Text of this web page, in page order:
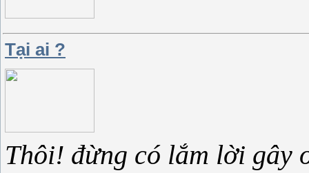
Tại ai ?
Thôi! đừng có lắm lời gây